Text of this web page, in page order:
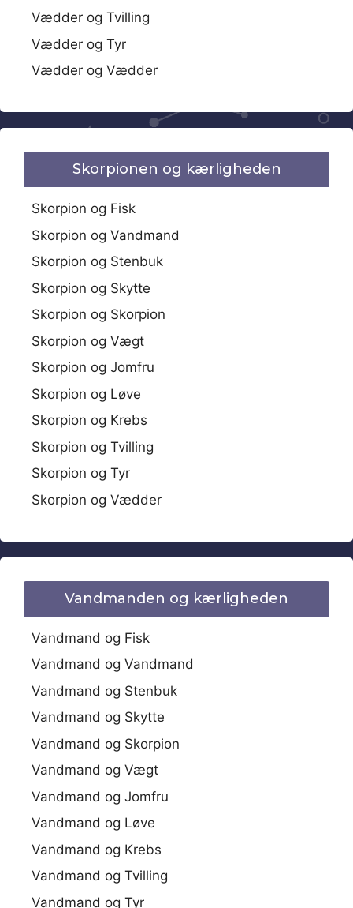
Vædder og Tvilling
Vædder og Tyr
Vædder og Vædder
Skorpionen og kærligheden
Skorpion og Fisk
Skorpion og Vandmand
Skorpion og Stenbuk
Skorpion og Skytte
Skorpion og Skorpion
Skorpion og Vægt
Skorpion og Jomfru
Skorpion og Løve
Skorpion og Krebs
Skorpion og Tvilling
Skorpion og Tyr
Skorpion og Vædder
Vandmanden og kærligheden
Vandmand og Fisk
Vandmand og Vandmand
Vandmand og Stenbuk
Vandmand og Skytte
Vandmand og Skorpion
Vandmand og Vægt
Vandmand og Jomfru
Vandmand og Løve
Vandmand og Krebs
Vandmand og Tvilling
Vandmand og Tyr